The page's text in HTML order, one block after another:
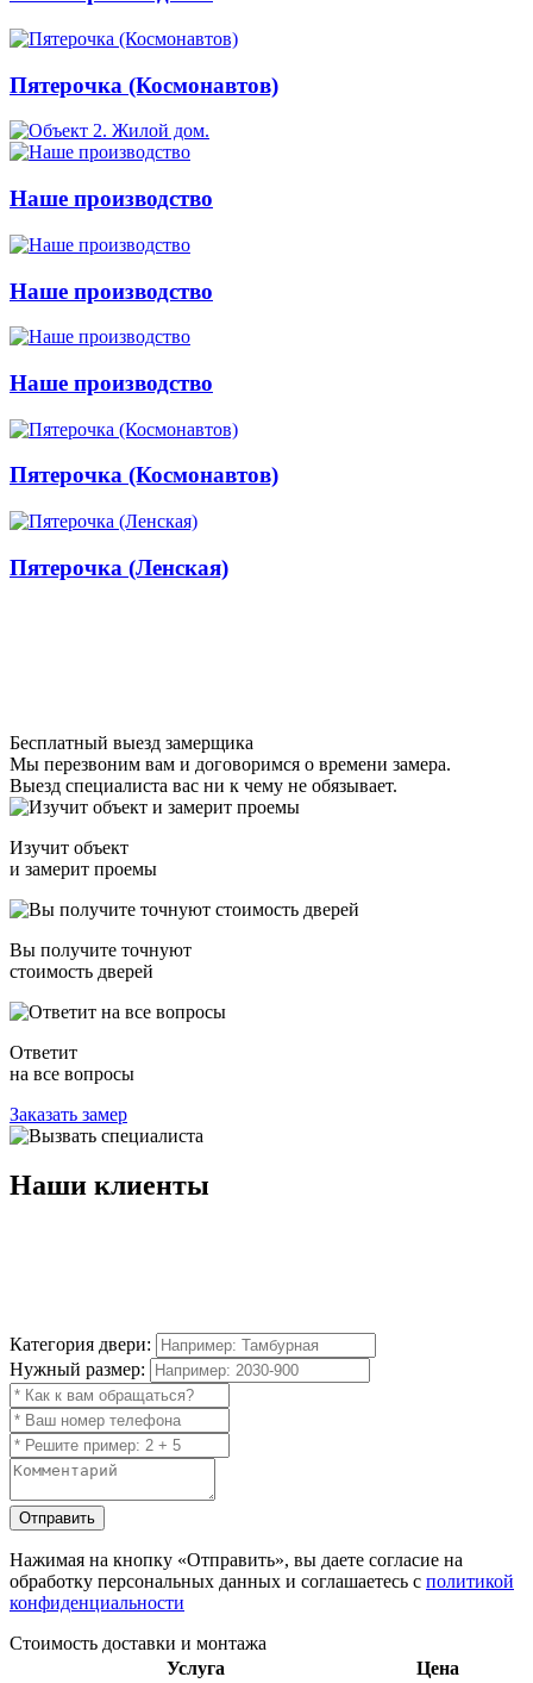
Пятерочка (Космонавтов)
Наше производство
Наше производство
Наше производство
Пятерочка (Космонавтов)
Пятерочка (Ленская)
Бесплатный выезд замерщика
Мы перезвоним вам и договоримся о времени замера.
Выезд специалиста вас ни к чему не обязывает.
Изучит объект
и замерит проемы
Вы получите точнуют
стоимость дверей
Ответит
на все вопросы
Заказать замер
Наши клиенты
Категория двери:
Нужный размер:
Отправить
Нажимая на кнопку «Отправить», вы даете согласие на
обработку персональных данных и соглашаетесь с политикой
конфиденциальности
Стоимость доставки и монтажа
Услуга
Цена